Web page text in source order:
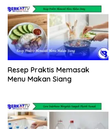
Resep Praktis Memasak
Menu Makan Siang